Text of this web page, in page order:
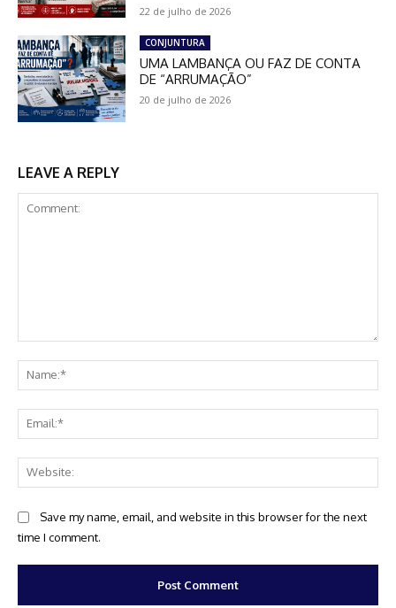
22 de julho de 2026
CONJUNTURA
UMA LAMBANÇA OU FAZ DE CONTA
DE “ARRUMAÇÃO”
20 de julho de 2026
LEAVE A REPLY
Save my name, email, and website in this browser for the next
time I comment.